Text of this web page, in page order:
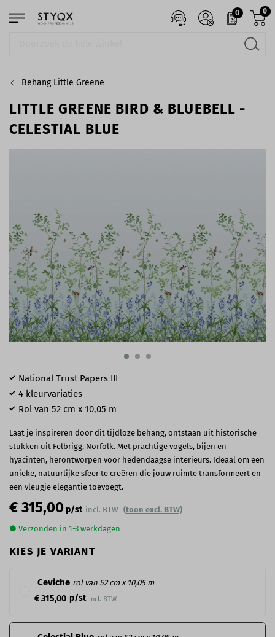
0 0
Behang Little Greene
LITTLE GREENE BIRD & BLUEBELL -
CELESTIAL BLUE
€ 315,00p/st incl. BTW (toon excl. BTW)
● Verzonden in 1-3 werkdagen
KIES JE VARIANT
Ceviche rol van 52 cm x 10,05 m
€ 315,00 p/st incl. BTW
National Trust Papers III
4 kleurvariaties
Rol van 52 cm x 10,05 m
Laat je inspireren door dit tijdloze behang, ontstaan uit historische
stukken uit Felbrigg, Norfolk. Met prachtige vogels, bijen en
hyacinten, herontworpen voor hedendaagse interieurs. Ideaal om een
unieke, natuurlijke sfeer te creëren die jouw ruimte transformeert en
een vleugje elegantie toevoegt.